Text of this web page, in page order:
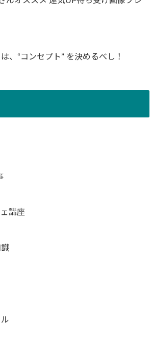
、“コンセプト” を決めるべし！
講座